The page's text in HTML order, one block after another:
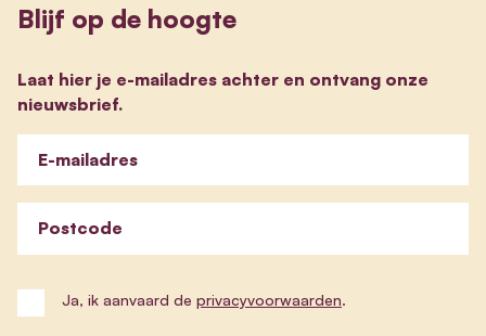
Blijf op de hoogte
Laat hier je e-mailadres achter en ontvang onze
nieuwsbrief.
E-mailadres
Postcode
Ja, ik aanvaard de privacyvoorwaarden.